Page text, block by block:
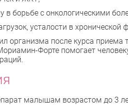
борьбе с онкологическими
усталости в хронической
организма после курса
Форте помогает
малышам возрастом до 3